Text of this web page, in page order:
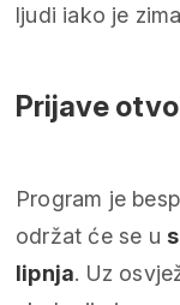
ljudi iako je
Prijave
Program je
održat će se u
lipnja. Uz